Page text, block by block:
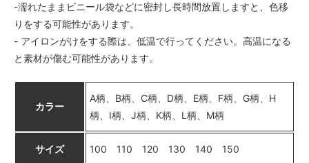
I柄〈color__S-19__〉
J柄〈color__S-20__〉
K柄〈color__S-21__〉
○ 在庫有り
L柄〈color__S-22__〉
○ 在庫有り
M柄〈color__S-23__〉
-濡れたままビニール袋などに密封し長時間放置しますと、色移
りをする可能性があります。
- アイロンがけをする際は、低温で行ってください。高温になる
と素材が傷む可能性があります。
カラー
A柄、B柄、C柄、D柄、E柄、F柄、G柄、H
柄、I柄、J柄、K柄、L柄、M柄
サイズ 100 110 120 130 140 150